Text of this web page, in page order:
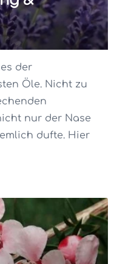
der
Öle. Nicht zu
nur der Nase
dufte. Hier